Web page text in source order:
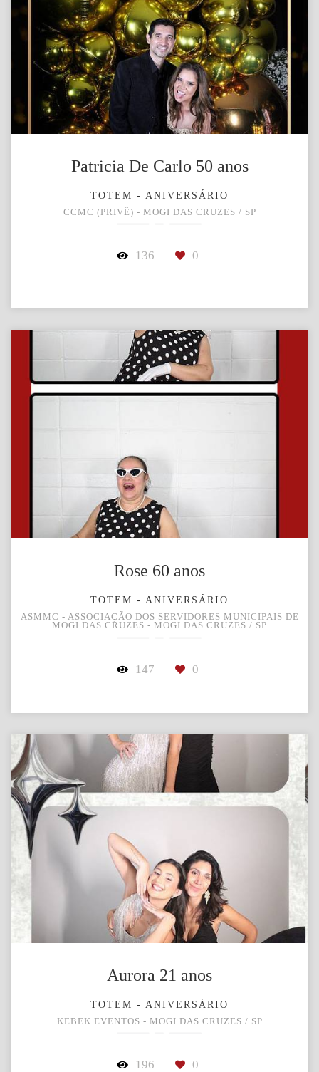
Patricia De Carlo 50 anos
TOTEM - ANIVERSÁRIO
CCMC (PRIVÊ) - MOGI DAS CRUZES / SP
136 0
Rose 60 anos
TOTEM - ANIVERSÁRIO
ASMMC - ASSOCIAÇÃO DOS SERVIDORES MUNICIPAIS DE
MOGI DAS CRUZES - MOGI DAS CRUZES / SP
147 0
Aurora 21 anos
TOTEM - ANIVERSÁRIO
KEBEK EVENTOS - MOGI DAS CRUZES / SP
196 0